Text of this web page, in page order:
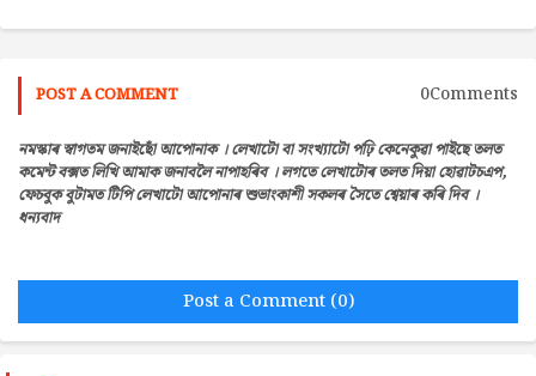
POST A COMMENT 0Comments
নমস্কাৰ স্বাগতম জনাইছোঁ আপোনাক । লেখাটো বা সংখ্যাটো পঢ়ি কেনেকুৱা পাইছে তলত
কমেন্ট বক্সত লিখি আমাক জনাবলৈ নাপাহৰিব । লগতে লেখাটোৰ তলত দিয়া হোৱাটচএপ,
ফেচবুক বুটামত টিপি লেখাটো আপোনাৰ শুভাংকাশী সকলৰ সৈতে শ্বেয়াৰ কৰি দিব ।
ধন্যবাদ
Post a Comment (0)